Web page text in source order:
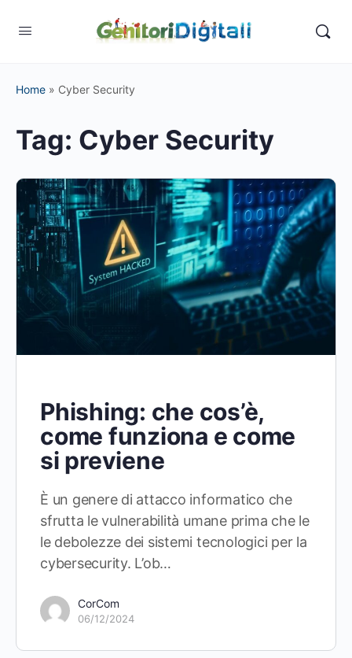
Home » Cyber Security
Tag: Cyber Security
Phishing: che cos’è,
come funziona e come
si previene
È un genere di attacco informatico che
sfrutta le vulnerabilità umane prima che le
le debolezze dei sistemi tecnologici per la
cybersecurity. L’ob…
CorCom
06/12/2024